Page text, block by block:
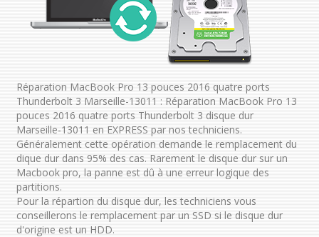
Réparation MacBook Pro 13 pouces 2016 quatre ports
Thunderbolt 3 Marseille-13011 : Réparation MacBook Pro 13
pouces 2016 quatre ports Thunderbolt 3 disque dur
Marseille-13011 en EXPRESS par nos techniciens.
Généralement cette opération demande le remplacement du
dique dur dans 95% des cas. Rarement le disque dur sur un
Macbook pro, la panne est dû à une erreur logique des
partitions.
Pour la répartion du disque dur, les techniciens vous
conseillerons le remplacement par un SSD si le disque dur
d'origine est un HDD.